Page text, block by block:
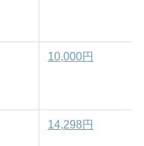
10,000円
14,298円